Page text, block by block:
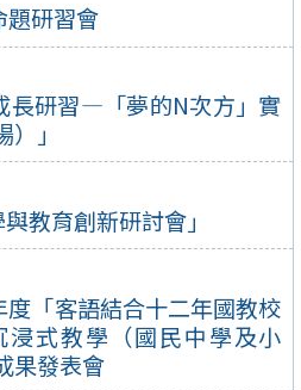
題研習會
長研習—「夢的N次方」實
」
教育創新研討會」
「客語結合十二年國教校
式教學（國民中學及小
果發表會